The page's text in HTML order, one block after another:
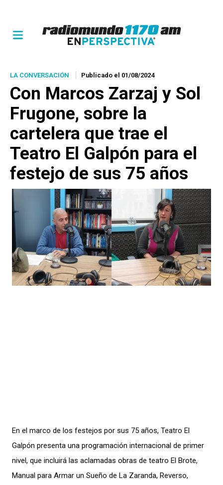
LA CONVERSACIÓN Publicado el 01/08/2024
Con Marcos Zarzaj y Sol
Frugone, sobre la
cartelera que trae el
Teatro El Galpón para el
festejo de sus 75 años
En el marco de los festejos por sus 75 años, Teatro El
Galpón presenta una programación internacional de primer
nivel, que incluirá las aclamadas obras de teatro El Brote,
Manual para Armar un Sueño de La Zaranda, Reverso,